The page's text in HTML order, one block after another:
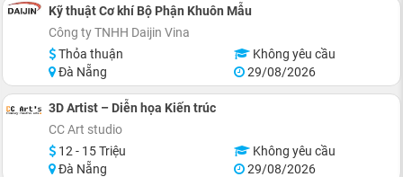
Kỹ thuật Cơ khí Bộ Phận Khuôn Mẫu
Công ty TNHH Daijin Vina
Thỏa thuận
Không yêu cầu
Đà Nẵng
29/08/2026
3D Artist – Diễn họa Kiến trúc
CC Art studio
12 - 15 Triệu
Không yêu cầu
Đà Nẵng
29/08/2026